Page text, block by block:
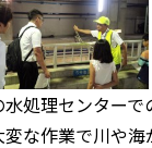
処理センター
変な作業で川や